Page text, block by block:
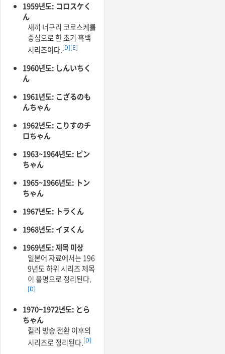
1959년도: コロスケく
ん
새끼 너구리 코로스케를
중심으로 한 초기 흑백
시리즈이다.[D][E]
1960년도: しんいちく
ん
1961년도: こざるのも
んちゃん
1962년도: こりすのチ
ロちゃん
1963~1964년도: ピン
ちゃん
1965~1966년도: トン
ちゃん
1967년도: トラくん
1968년도: イヌくん
1969년도: 제목 미상
일본어 자료에서는 196
9년도 하위 시리즈 제목
이 불명으로 정리된다.
[D]
1970~1972년도: とら
ちゃん
컬러 방송 전환 이후의
시리즈로 정리된다.[D]